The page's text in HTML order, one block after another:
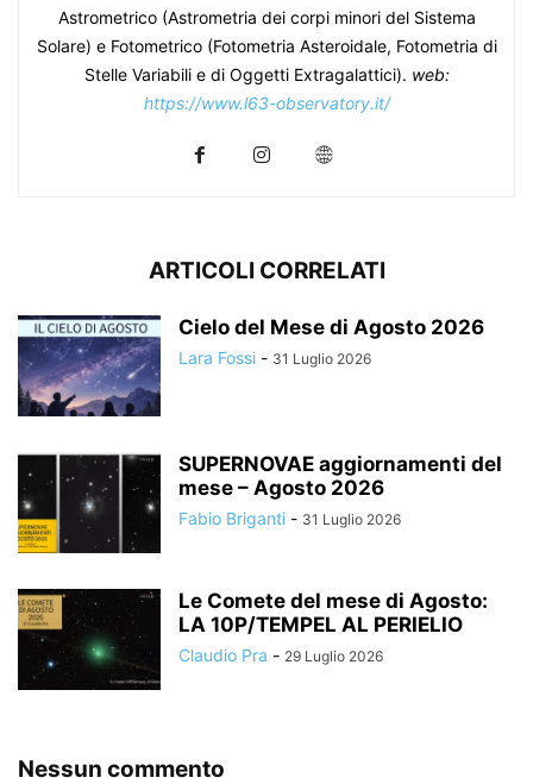
Astrometrico (Astrometria dei corpi minori del Sistema
Solare) e Fotometrico (Fotometria Asteroidale, Fotometria di
Stelle Variabili e di Oggetti Extragalattici). web:
https://www.l63-observatory.it/
ARTICOLI CORRELATI
Cielo del Mese di Agosto 2026
Lara Fossi - 31 Luglio 2026
SUPERNOVAE aggiornamenti del
mese – Agosto 2026
Fabio Briganti - 31 Luglio 2026
Le Comete del mese di Agosto:
LA 10P/TEMPEL AL PERIELIO
Claudio Pra - 29 Luglio 2026
Nessun commento